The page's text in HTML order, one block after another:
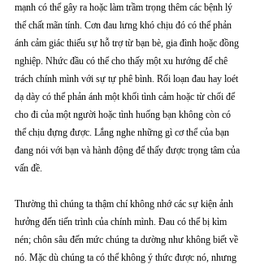
mạnh có thể gây ra hoặc làm trầm trọng thêm các bệnh lý
thể chất mãn tính. Cơn đau lưng khó chịu đó có thể phản
ánh cảm giác thiếu sự hỗ trợ từ bạn bè, gia đình hoặc đồng
nghiệp. Nhức đầu có thể cho thấy một xu hướng để chê
trách chính mình với sự tự phê bình. Rối loạn đau hay loét
dạ dày có thể phản ánh một khối tình cảm hoặc từ chối để
cho đi của một người hoặc tình huống bạn không còn có
thể chịu đựng được. Lắng nghe những gì cơ thể của bạn
đang nói với bạn và hành động để thấy được trọng tâm của
vấn đề.
Thường thì chúng ta thậm chí không nhớ các sự kiện ảnh
hưởng đến tiến trình của chính mình. Đau có thể bị kìm
nén; chôn sâu đến mức chúng ta dường như không biết về
nó. Mặc dù chúng ta có thể không ý thức được nó, nhưng